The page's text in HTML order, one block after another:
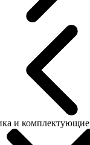
и комплектующие